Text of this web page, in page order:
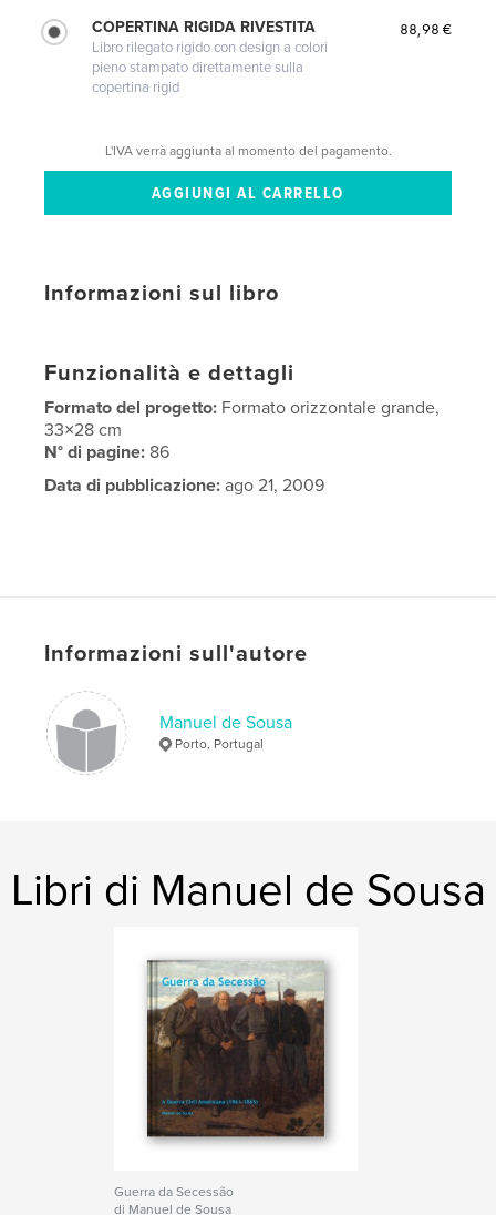
COPERTINA RIGIDA RIVESTITA
Libro rilegato rigido con design a colori
pieno stampato direttamente sulla
copertina rigid
88,98 €
L'IVA verrà aggiunta al momento del pagamento.
Informazioni sul libro
Funzionalità e dettagli
Formato del progetto: Formato orizzontale grande,
33×28 cm
N° di pagine: 86
Data di pubblicazione: ago 21, 2009
Informazioni sull'autore
Manuel de Sousa
Porto, Portugal
Libri di Manuel de Sousa
Guerra da Secessão
di Manuel de Sousa